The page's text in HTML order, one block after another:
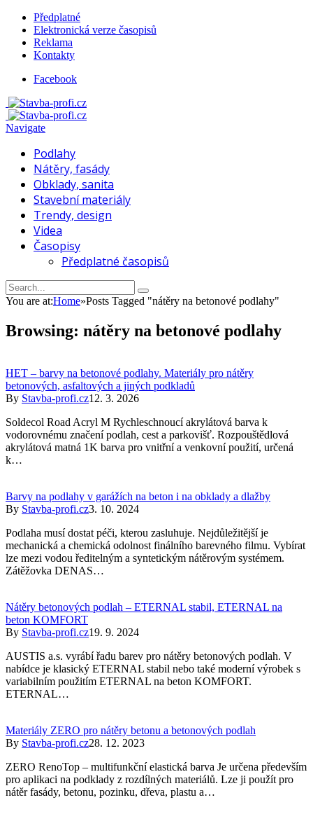
Předplatné
Elektronická verze časopisů
Reklama
Kontakty
Facebook
Navigate
Podlahy
Nátěry, fasády
Obklady, sanita
Stavební materiály
Trendy, design
Videa
Časopisy
Předplatné časopisů
You are at:Home»Posts Tagged "nátěry na betonové podlahy"
Browsing: nátěry na betonové podlahy
HET – barvy na betonové podlahy. Materiály pro nátěry
betonových, asfaltových a jiných podkladů
By Stavba-profi.cz12. 3. 2026
Soldecol Road Acryl M Rychleschnoucí akrylátová barva k
vodorovnému značení podlah, cest a parkovišť. Rozpouštědlová
akrylátová matná 1K barva pro vnitřní a venkovní použití, určená
k…
Barvy na podlahy v garážích na beton i na obklady a dlažby
By Stavba-profi.cz3. 10. 2024
Podlaha musí dostat péči, kterou zasluhuje. Nejdůležitější je
mechanická a chemická odolnost finálního barevného filmu. Vybírat
lze mezi vodou ředitelným a syntetickým nátěrovým systémem.
Zátěžovka DENAS…
Nátěry betonových podlah – ETERNAL stabil, ETERNAL na
beton KOMFORT
By Stavba-profi.cz19. 9. 2024
AUSTIS a.s. vyrábí řadu barev pro nátěry betonových podlah. V
nabídce je klasický ETERNAL stabil nebo také moderní výrobek s
variabilním použitím ETERNAL na beton KOMFORT.
ETERNAL…
Materiály ZERO pro nátěry betonu a betonových podlah
By Stavba-profi.cz28. 12. 2023
ZERO RenoTop – multifunkční elastická barva Je určena především
pro aplikaci na podklady z rozdílných materiálů. Lze ji použít pro
nátěr fasády, betonu, pozinku, dřeva, plastu a…